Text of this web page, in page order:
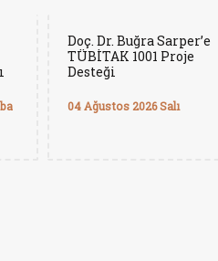
Doç. Dr. Buğra Sarper’e
TÜBİTAK 1001 Proje
Desteği
04 Ağustos 2026 Salı